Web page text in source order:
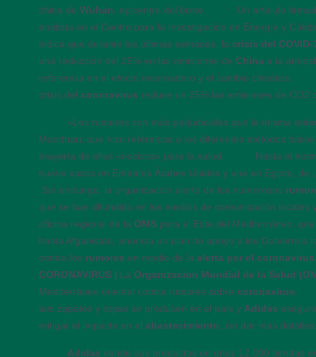
china de Wuhan, epicentro del brote.
Un artículo
analista en el Centro para la Investigación en Energía y
indica que durante las últimas semanas, la crisis del COVID-
una reducción del 25% en las emisiones de China a la
referencia en el efecto invernadero y el cambio climático.
crisis del coronavirus reduce un 25% las emisiones de CO2
«Los rumores son más perjudiciales que la misma
Mandhari, que hizo referencia a los diferentes métodos
mayoría de ellos «nocivos» para la salud.
Hasta el
nueve casos en Emiratos Árabes Unidos y uno en Egipto, de
Sin embargo, la organización alertó de los numerosos
que se han difundido en los medios de comunicación locales
oficina regional de la OMS para el Este del Mediterráneo,
hasta Afganistán, anuncia un plan de apoyo a los Gobiernos
contra los rumores en medio de la alerta por el
CORONAVIRUS | La Organizacion Mundial de la Salud
Mediterráneo oriental contra rumores sobre coronavirus.
sus zapatos y ropas se producen en el país y Adidas
mitigar el impacto en el abastecimiento, sin dar más
Adidas vende sus productos en unas 12.000 tiendas